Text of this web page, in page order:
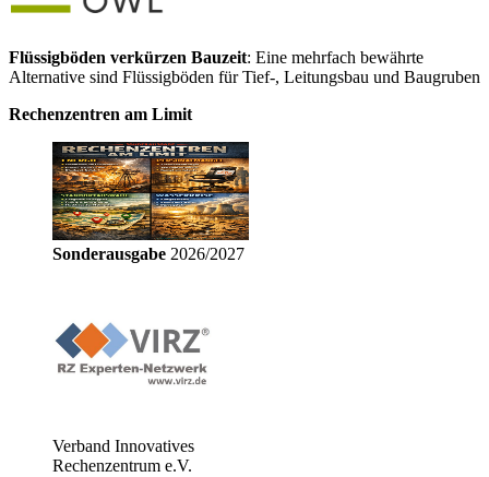
Flüssigböden verkürzen Bauzeit: Eine mehrfach bewährte
Alternative sind Flüssigböden für Tief-, Leitungsbau und Baugruben
Rechenzentren am Limit
Sonderausgabe 2026/2027
Verband Innovatives
Rechenzentrum e.V.